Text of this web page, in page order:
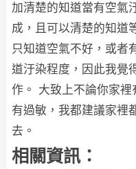
加清楚的知道當有空氣
成，且可以清楚的知道
只知道空氣不好，或者
道汙染程度，因此我覺
作。 大致上不論你家
有過敏，我都建議家裡
去。
相關資訊：